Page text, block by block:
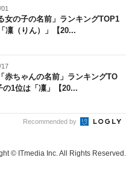
女の子の名前」ランキングTOP1
（りん）」【20...
17
赤ちゃんの名前」ランキングTO
1位は「凜」【20...
Recommended by
© ITmedia Inc. All Rights Reserved.